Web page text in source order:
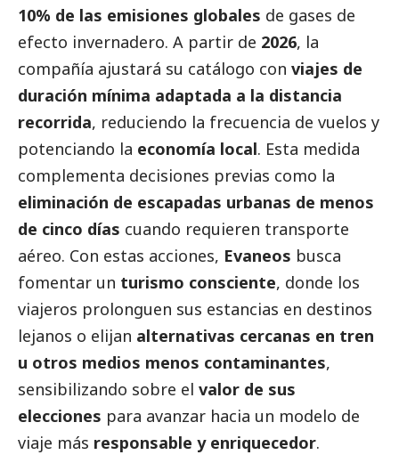
10% de las emisiones globales de gases de
efecto invernadero. A partir de 2026, la
compañía ajustará su catálogo con viajes de
duración mínima adaptada a la distancia
recorrida, reduciendo la frecuencia de vuelos y
potenciando la economía local. Esta medida
complementa decisiones previas como la
eliminación de escapadas urbanas de menos
de cinco días cuando requieren transporte
aéreo. Con estas acciones, Evaneos busca
fomentar un turismo consciente, donde los
viajeros prolonguen sus estancias en destinos
lejanos o elijan alternativas cercanas en tren
u otros medios menos contaminantes,
sensibilizando sobre el valor de sus
elecciones para avanzar hacia un modelo de
viaje más responsable y enriquecedor.